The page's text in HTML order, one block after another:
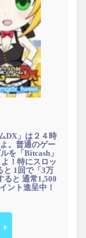
DX」は２４時
。普通のゲー
を「Bitcash」
！特にスロッ
と 1回で「3万
ると 通常1,500
ント進呈中！